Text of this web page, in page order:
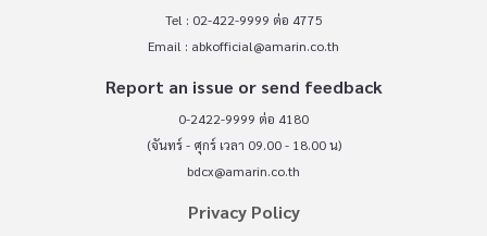
Tel : 02-422-9999 ต่อ 4775
Email : abkofficial@amarin.co.th
Report an issue or send feedback
0-2422-9999 ต่อ 4180
(จันทร์ - ศุกร์ เวลา 09.00 - 18.00 น)
bdcx@amarin.co.th
Privacy Policy